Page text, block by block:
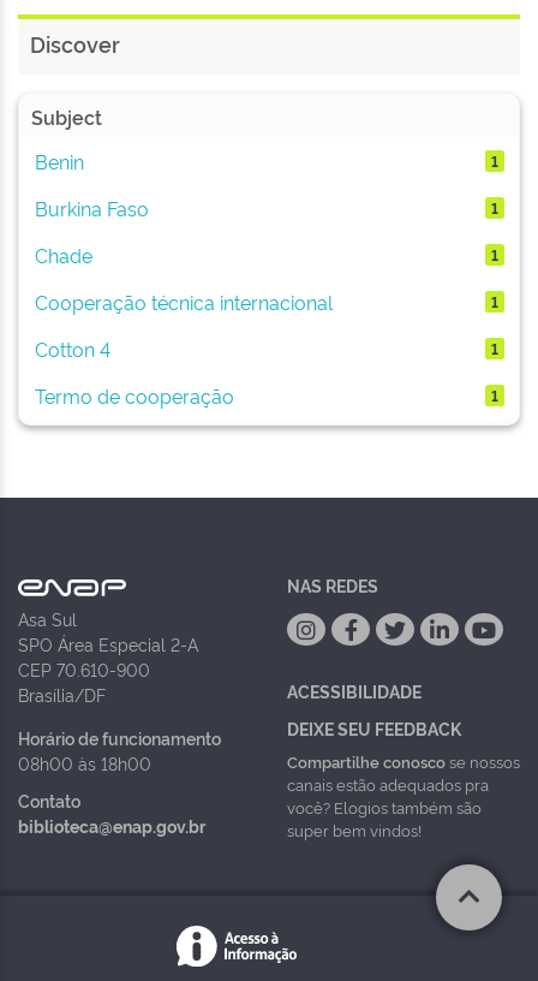
Discover
Subject
Benin
1
Burkina Faso 1
Chade 1
Cooperação técnica internacional 1
Cotton 4 1
Termo de cooperação 1
Asa Sul
SPO Área Especial 2-A
CEP 70.610-900
Brasília/DF
Horário de funcionamento
08h00 às 18h00
Contato
biblioteca@enap.gov.br
NAS REDES
ACESSIBILIDADE
DEIXE SEU FEEDBACK
Compartilhe conoscose nossos
canais estão adequados pra
você? Elogios também são
super bem vindos!